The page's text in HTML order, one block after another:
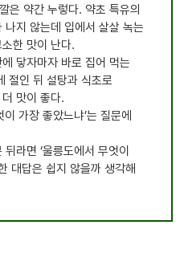
은 약간 누렇다. 약초 특유의
지 않는데 입에서 살살 녹는
한 맛이 난다.
닿자마자 바로 집어 먹는
절인 뒤 설탕과 식초로
맛이 좋다.
가장 좋았느냐’는 질문에
라면 ‘울릉도에서 무엇이
대답은 쉽지 않을까 생각해